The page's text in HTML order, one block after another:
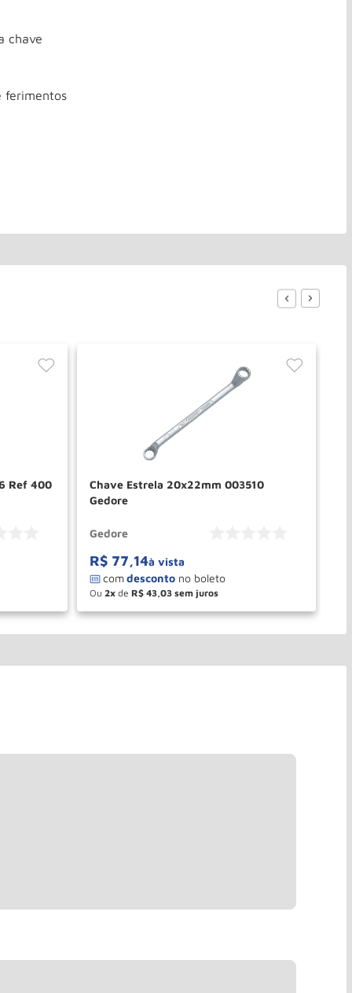
chave
ferimentos
Ref 400
Chave Estrela 20x22mm 003510
Gedore
Gedore
R$ 77,14à vista
Ou 2 de R$ 43 03
＋
－ COMPRAR